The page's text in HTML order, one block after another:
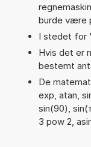
burde være
I stedet for
Hvis det er
bestemt
De
exp, atan,
sin(90),
3 pow 2,